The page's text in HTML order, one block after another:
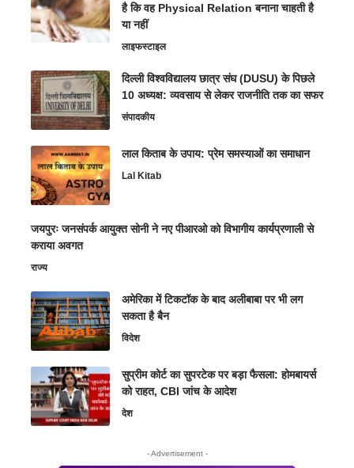
है कि वह Physical Relation बनाना चाहती है
या नहीं
लाइफस्टाइल
दिल्ली विश्वविद्यालय छात्र संघ (DUSU) के पिछले
10 अध्यक्ष: व्यवसाय से लेकर राजनीति तक का सफर
संपादकीय
लाल किताब के उपाय: प्रेम समस्याओं का समाधान
Lal Kitab
जयपुरः जनसंपर्क आयुक्त सोनी ने नए पीआरओ को विभागीय कार्यप्रणाली से
कराया अवगत
राज्य
अमेरिका में टिकटॉक के बाद अलीबाबा पर भी लग
सकता है बैन
विदेश
सुप्रीम कोर्ट का सुपरटेक पर बड़ा फैसला: होमबायर्स
को राहत, CBI जांच के आदेश
देश
- Advertisement -